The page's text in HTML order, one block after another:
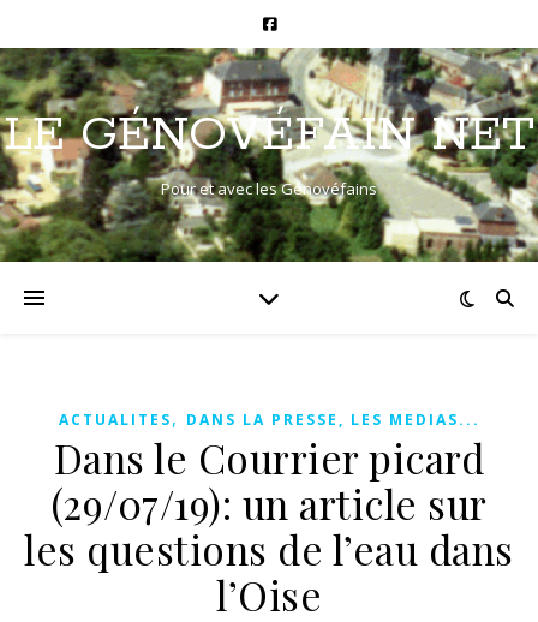
LE GÉNOVÉFAIN NET
Pour et avec les Génovéfains
ACTUALITES, DANS LA PRESSE, LES MEDIAS...
Dans le Courrier picard
(29/07/19): un article sur
les questions de l’eau dans
l’Oise